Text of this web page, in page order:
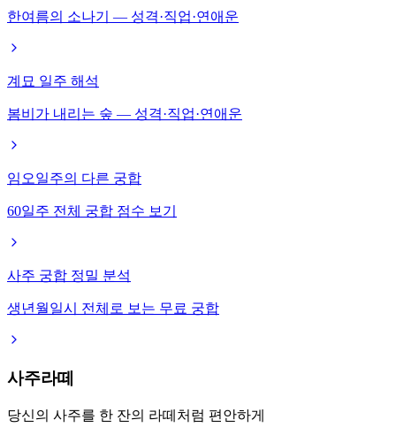
한여름의 소나기 — 성격·직업·연애운
계묘 일주 해석
봄비가 내리는 숲 — 성격·직업·연애운
임오일주의 다른 궁합
60일주 전체 궁합 점수 보기
사주 궁합 정밀 분석
생년월일시 전체로 보는 무료 궁합
사주라떼
당신의 사주를 한 잔의 라떼처럼 편안하게